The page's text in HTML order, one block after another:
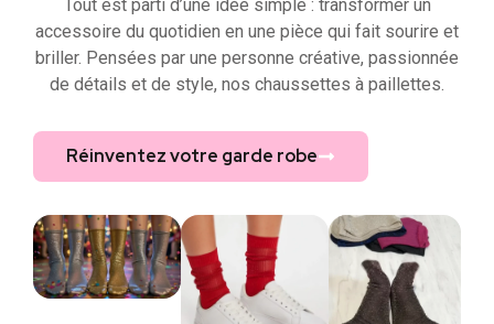
Tout est parti d’une idée simple : transformer un
accessoire du quotidien en une pièce qui fait sourire et
briller. Pensées par une personne créative, passionnée
de détails et de style, nos chaussettes à paillettes.
Réinventez votre garde robe